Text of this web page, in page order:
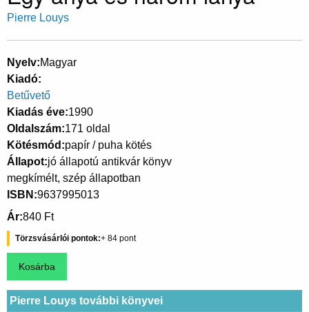
Pierre Louys
Nyelv Magyar
Kiadó
Betűvető
Kiadás éve 1990
Oldalszám 171 oldal
Kötésmód papír / puha kötés
Állapot jó állapotú antikvár könyv
megkímélt, szép állapotban
ISBN 9637995013
Ár 840 Ft
Törzsvásárlói pontok 84
Pierre Louys további könyvei